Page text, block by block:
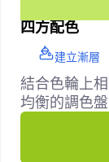
四方配色
建立漸層
結合色輪上
均衡的調色盤